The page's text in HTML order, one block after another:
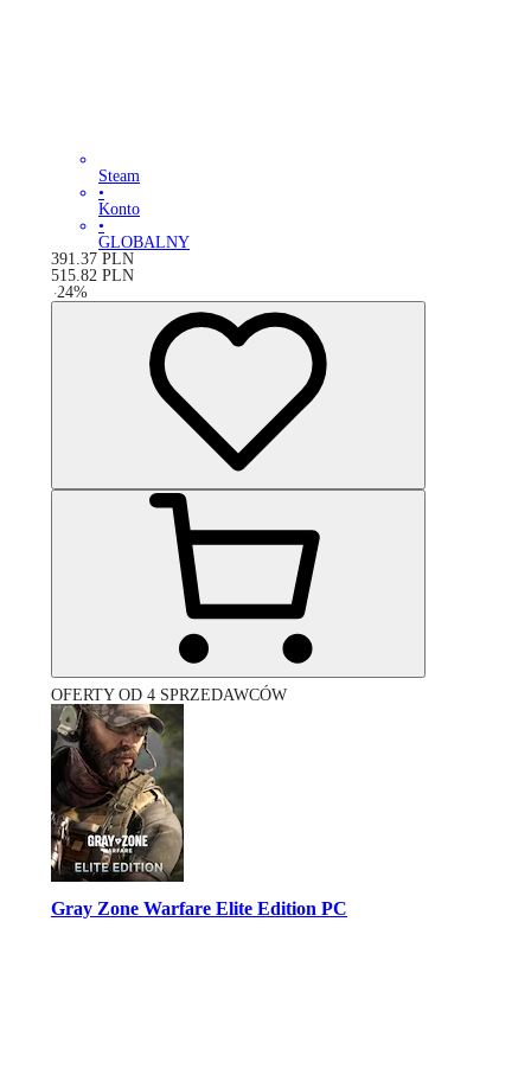
Steam
•
Konto
•
GLOBALNY
391.37 PLN
515.82 PLN
-24%
OFERTY OD 4 SPRZEDAWCÓW
Gray Zone Warfare Elite Edition PC